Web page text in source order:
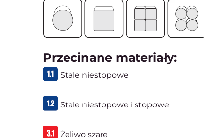
Przecinane materiały:
Stale niestopowe
Stale niestopowe i stopowe
Żeliwo szare